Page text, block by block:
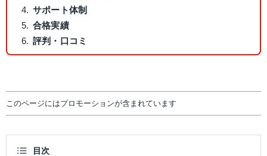
サポート体制
合格実績
評判・口コミ
このページにはプロモーションが含まれています
目次